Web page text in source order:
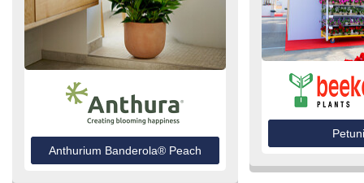
Anthurium Banderola® Peach